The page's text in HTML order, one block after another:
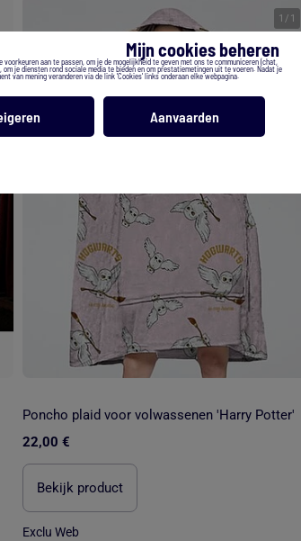
Mijn cookies beheren
aan te passen, om je de mogelijkheid te geven met ons te communiceren (chat,
je diensten rond sociale media te bieden en om prestatiemetingen uit te voeren. Nadat je
van mening veranderen via de link 'Cookies' links onderaan elke webpagina.
Aanvaarden
1 / 1
Poncho plaid voor volwassenen 'Harry Potter'
22,00 €
Bekijk product
Exclu Web